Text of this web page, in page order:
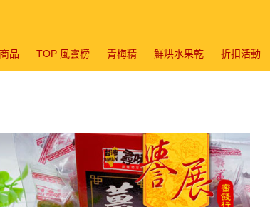
品 TOP 風雲榜 青梅精 鮮烘水果乾 折扣活動